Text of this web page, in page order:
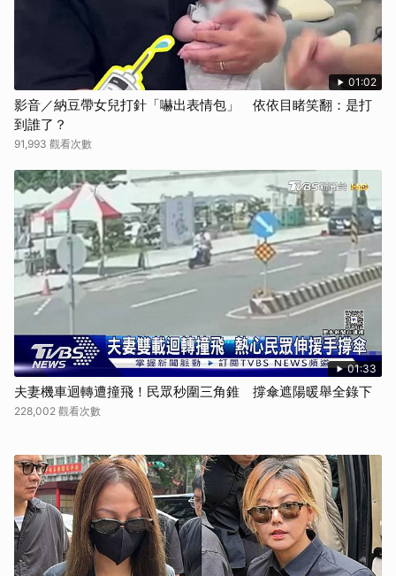
01:02
影音／納豆帶女兒打針「嚇出表情包」 依依目睹笑翻：是打
到誰了？
91,993 觀看次數
01:33
夫妻機車迴轉遭撞飛！民眾秒圍三角錐 撐傘遮陽暖舉全錄下
228,002 觀看次數